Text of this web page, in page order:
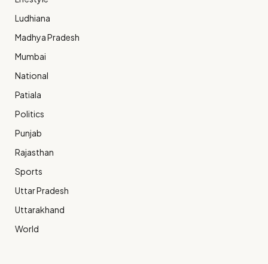
Ludhiana
Madhya Pradesh
Mumbai
National
Patiala
Politics
Punjab
Rajasthan
Sports
Uttar Pradesh
Uttarakhand
World